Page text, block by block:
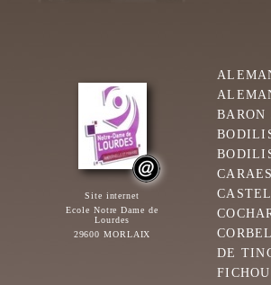
BARON
DE
Site internet
Ecole Notre Dame de
Lourdes
29600 MORLAIX